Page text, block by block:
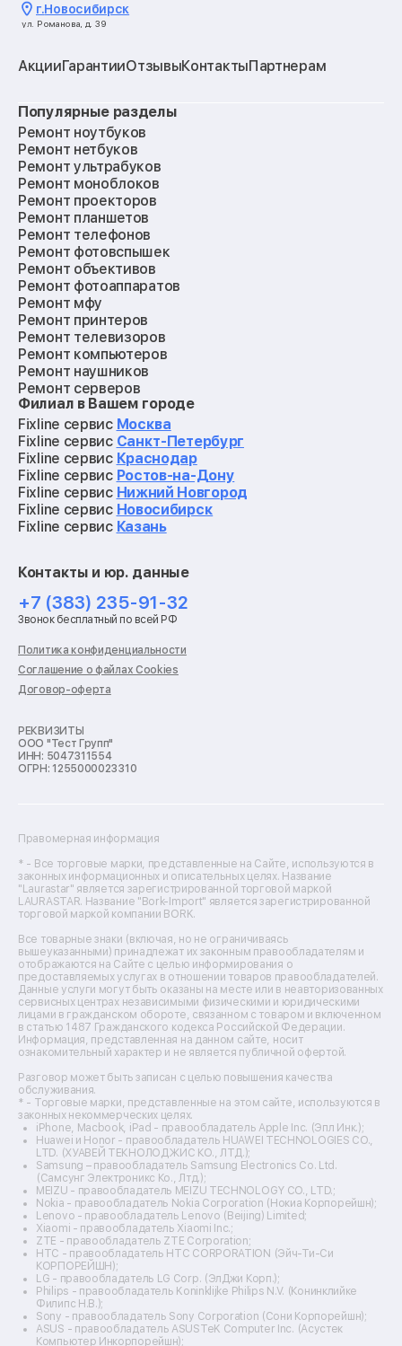
г.Новосибирск
ул. Романова, д. 39
АкцииГарантииОтзывыКонтактыПартнерам
Популярные разделы
Ремонт ноутбуков
Ремонт нетбуков
Ремонт ультрабуков
Ремонт моноблоков
Ремонт проекторов
Ремонт планшетов
Ремонт телефонов
Ремонт фотовспышек
Ремонт объективов
Ремонт фотоаппаратов
Ремонт мфу
Ремонт принтеров
Ремонт телевизоров
Ремонт компьютеров
Ремонт наушников
Ремонт серверов
Ремонт мониторов
Ремонт квадрокоптеров
Ремонт электросамокатов
Ремонт материнских плат
Ремонт видеокарт
Ремонт кофемашин
Ремонт vr систем
Ремонт игровых приставок
Ремонт роботов-пылесосов
Ремонт холодильников
Ремонт стиральных машин
Ремонт пылесосов
Ремонт варочных панелей
Ремонт духовых шкафов
Ремонт кондиционеров
Ремонт кухонных комбайнов
Ремонт морозильных камер
Ремонт отпаривателей
Ремонт плоттеров
Ремонт фенов
Ремонт цифровых биноклей
Ремонт тепловизоров
Ремонт массажных кресел
Ремонт водонагревателей
Ремонт вытяжек
Ремонт источников бесперебойного питания
Ремонт пароварок
Ремонт микшерных пультов
Ремонт dj-пультов
Ремонт кухонных плит
Ремонт стедикамов
Ремонт оптических прицелов
Ремонт электровелосипедов
Ремонт видеокамер
Ремонт эхолотов
Ремонт 3d-принтеров
Ремонт прицелов ночного видения
Ремонт винных шкафов
Ремонт выпрямителей
Ремонт сушилок для рук
Ремонт дальномеров
Ремонт снегоуборщиков
Филиал в Вашем городе
Fixline сервис Москва
Fixline сервис Санкт-Петербург
Fixline сервис Краснодар
Fixline сервис Ростов-на-Дону
Fixline сервис Нижний Новгород
Fixline сервис Новосибирск
Fixline сервис Казань
Контакты и юр. данные
+7 (383) 235-91-32
Звонок бесплатный по всей РФ
Политика конфиденциальности
Соглашение о файлах Cookies
Договор-оферта
РЕКВИЗИТЫ
ООО "Тест Групп"
ИНН: 5047311554
ОГРН: 1255000023310
Правомерная информация
* - Все торговые марки, представленные на Сайте, используются в
законных информационных и описательных целях. Название
"Laurastar" является зарегистрированной торговой маркой
LAURASTAR. Название "Bork-Import" является зарегистрированной
торговой маркой компании BORK.
Все товарные знаки (включая, но не ограничиваясь
вышеуказанными) принадлежат их законным правообладателям и
отображаются на Сайте с целью информирования о
предоставляемых услугах в отношении товаров правообладателей.
Данные услуги могут быть оказаны на месте или в неавторизованных
сервисных центрах независимыми физическими и юридическими
лицами в гражданском обороте, связанном с товаром и включенном
в статью 1487 Гражданского кодекса Российской Федерации.
Информация, представленная на данном сайте, носит
ознакомительный характер и не является публичной офертой.
Разговор может быть записан с целью повышения качества
обслуживания.
* - Торговые марки, представленные на этом сайте, используются в
законных некоммерческих целях.
iPhone, Macbook, iPad - правообладатель Apple Inc. (Эпл Инк.);
Huawei и Honor - правообладатель HUAWEI TECHNOLOGIES CO.,
LTD. (ХУАВЕЙ ТЕКНОЛОДЖИС КО., ЛТД.);
Samsung – правообладатель Samsung Electronics Co. Ltd.
(Самсунг Электроникс Ко., Лтд.);
MEIZU - правообладатель MEIZU TECHNOLOGY CO., LTD.;
Nokia - правообладатель Nokia Corporation (Нокиа Корпорейшн);
Lenovo - правообладатель Lenovo (Beijing) Limited;
Xiaomi - правообладатель Xiaomi Inc.;
ZTE - правообладатель ZTE Corporation;
HTC - правообладатель HTC CORPORATION (Эйч-Ти-Си
КОРПОРЕЙШН);
LG - правообладатель LG Corp. (ЭлДжи Корп.);
Philips - правообладатель Koninklijke Philips N.V. (Конинклийке
Филипс Н.В.);
Sony - правообладатель Sony Corporation (Сони Корпорейшн);
ASUS - правообладатель ASUSTeK Computer Inc. (Асустек
Компьютер Инкорпорейшн);